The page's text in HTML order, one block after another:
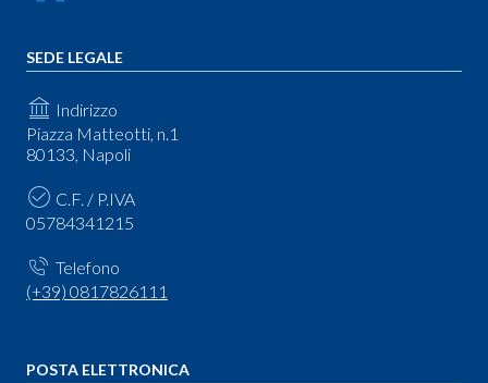
SEDE LEGALE
Indirizzo
Piazza Matteotti, n.1
80133, Napoli
C.F. / P.IVA
05784341215
Telefono
(+39) 0817826111
POSTA ELETTRONICA